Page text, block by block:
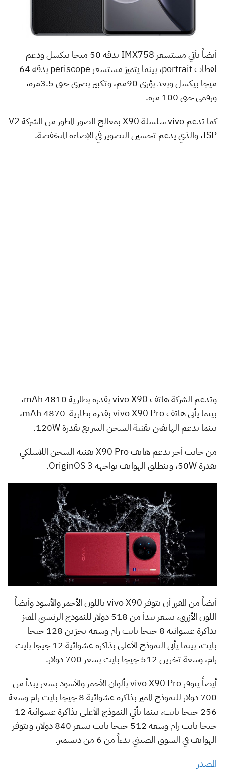
أيضاً يأتي مستشعر IMX758 بدقة 50 ميجا بيكسل ودعم
لقطات portrait، بينما يتميز مستشعر periscope بدقة 64
ميجا بيكسل وبعد بؤري 90مم، وتكبير بصري حتى 3.5مرة،
ورقمي حتى 100 مرة.
كما تدعم vivo سلسلة X90 بمعالج الصور المطور من الشركة V2
ISP، والذي يدعم تحسين التصوير في الإضاءة المنخفضة.
وتدعم الشركة هاتف vivo X90 بقدرة بطارية 4810 mAh،
بينما يأتي هاتف vivo X90 Pro بقدرة بطارية 4870 mAh،
بينما يدعم الهاتفين تقنية الشحن السريع بقدرة 120W.
من جانب أخر يدعم هاتف X90 Pro تقنية الشحن اللاسلكي
بقدرة 50W، وتنطلق الهواتف بواجهة OriginOS 3.
أيضاً من المقرر أن يتوفر vivo X90 باللون الأحمر والأسود وأيضاً
اللون الأزرق، بسعر يبدأ من 518 دولار للنموذج الرئيسي المميز
بذاكرة عشوائية 8 جيجا بايت رام وسعة تخزين 128 جيجا
بايت، بينما يأتي النموذج الأعلى بذاكرة عشوائية 12 جيجا بايت
رام، وسعة تخزين 512 جيجا بايت بسعر 700 دولار.
أيضاً يتوفر vivo X90 Pro بألوان الأحمر والأسود بسعر يبدأ من
700 دولار للنموذج المميز بذاكرة عشوائية 8 جيجا بايت رام وسعة
256 جيجا بايت، بينما يأتي النموذج الأعلى بذاكرة عشوائية 12
جيجا بايت رام وسعة 512 جيجا بايت بسعر 840 دولار، وتتوفر
الهواتف في السوق الصيني بدءاً من 6 من ديسمبر.
المصدر